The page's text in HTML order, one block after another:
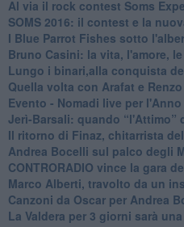
​Al via il rock contest Soms
​SOMS 2016: il contest e la
I Blue Parrot Fishes sotto
Bruno Casini: la vita, l'amore,
​Lungo i binari,alla conquista
​Quella volta con Arafat e
​Evento - Nomadi live per
Jerì-Barsali: quando “l'Attimo”
Il ritorno di Finaz, chitarrista
Andrea Bocelli sul palco degli
CONTRORADIO vince la gara
Marco Alberti, travolto da un
Canzoni da Oscar per Andrea
La Valdera per 3 giorni sarà